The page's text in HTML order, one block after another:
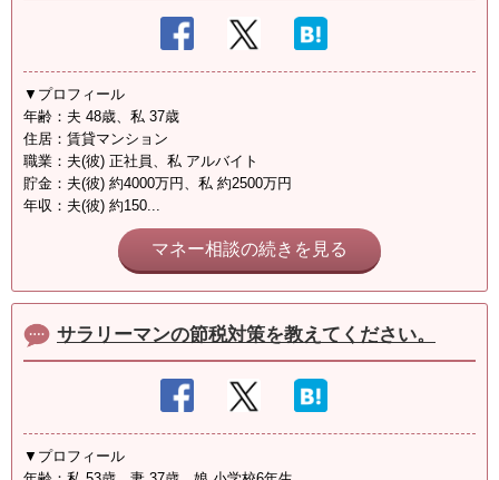
▼プロフィール
年齢：夫 48歳、私 37歳
住居：賃貸マンション
職業：夫(彼) 正社員、私 アルバイト
貯金：夫(彼) 約4000万円、私 約2500万円
年収：夫(彼) 約150...
マネー相談の続きを見る
サラリーマンの節税対策を教えてください。
▼プロフィール